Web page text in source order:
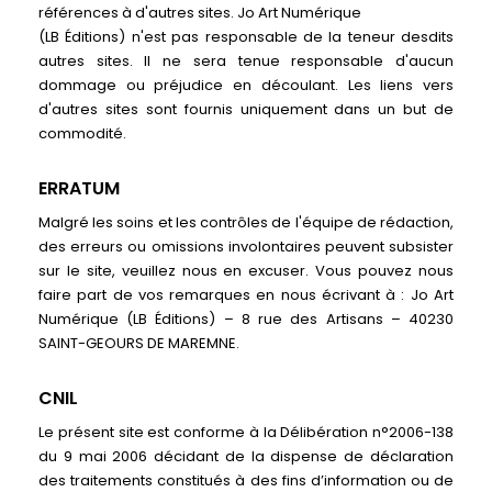
références à d'autres sites. Jo Art Numérique
(LB Éditions) n'est pas responsable de la teneur desdits
autres sites. Il ne sera tenue responsable d'aucun
dommage ou préjudice en découlant. Les liens vers
d'autres sites sont fournis uniquement dans un but de
commodité.
ERRATUM
Malgré les soins et les contrôles de l'équipe de rédaction,
des erreurs ou omissions involontaires peuvent subsister
sur le site, veuillez nous en excuser. Vous pouvez nous
faire part de vos remarques en nous écrivant à : Jo Art
Numérique (LB Éditions) – 8 rue des Artisans – 40230
SAINT-GEOURS DE MAREMNE.
CNIL
Le présent site est conforme à la Délibération n°2006-138
du 9 mai 2006 décidant de la dispense de déclaration
des traitements constitués à des fins d’information ou de